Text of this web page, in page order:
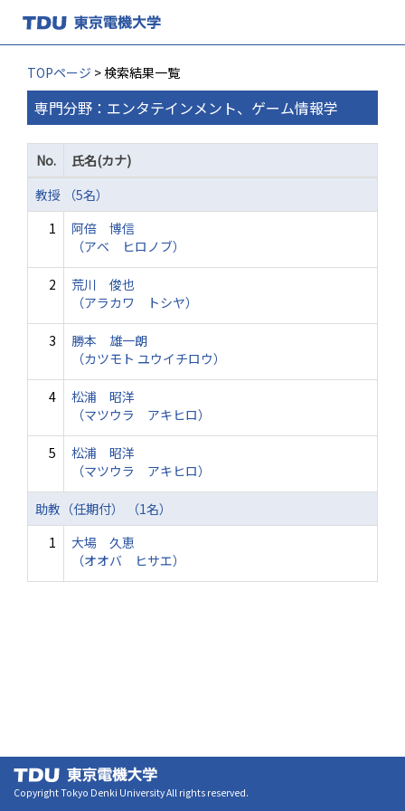
TOPページ > 検索結果一覧
専門分野：エンタテインメント、ゲーム情報学
No.
氏名(カナ)
教授 （5名）
1
阿倍 博信
（アベ ヒロノブ）
2
荒川 俊也
（アラカワ トシヤ）
3
勝本 雄一朗
（カツモト ユウイチロウ）
4
松浦 昭洋
（マツウラ アキヒロ）
5
松浦 昭洋
（マツウラ アキヒロ）
助教（任期付） （1名）
1
大場 久恵
（オオバ ヒサエ）
Copyright Tokyo Denki University All rights reserved.